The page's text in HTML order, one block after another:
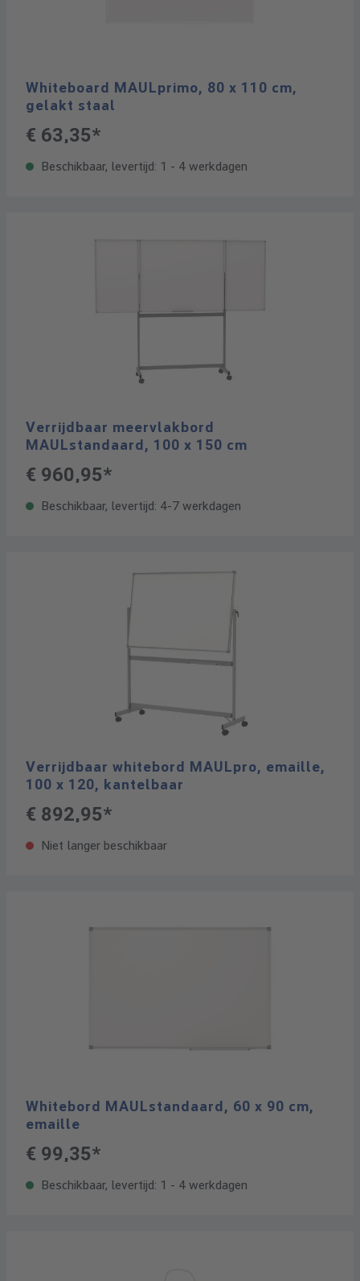
Whiteboard MAULprimo, 80 x 110 cm,
gelakt staal
€ 63,35*
Beschikbaar, levertijd: 1 - 4 werkdagen
Verrijdbaar meervlakbord
MAULstandaard, 100 x 150 cm
€ 960,95*
Beschikbaar, levertijd: 4-7 werkdagen
Verrijdbaar whitebord MAULpro, emaille,
100 x 120, kantelbaar
€ 892,95*
Niet langer beschikbaar
Whitebord MAULstandaard, 60 x 90 cm,
emaille
€ 99,35*
Beschikbaar, levertijd: 1 - 4 werkdagen